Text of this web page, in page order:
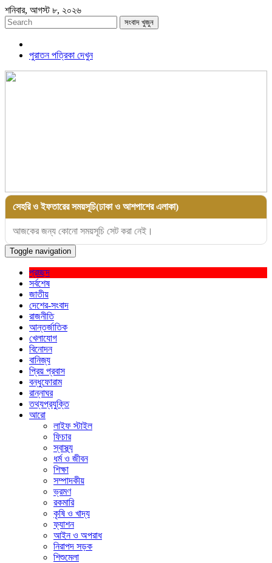
শনিবার, আগস্ট ৮, ২০২৬
সংবাদ খুজুন
পুরাতন পত্রিকা দেখুন
সেহরি ও ইফতারের সময়সূচি(ঢাকা ও আশপাশের এলাকা)
আজকের জন্য কোনো সময়সূচি সেট করা নেই।
Toggle navigation
প্রচ্ছদ
সর্বশেষ
জাতীয়
দেশের-সংবাদ
রাজনীতি
আন্তর্জাতিক
খেলাযোগ
বিনোদন
বানিজ্য
প্রিয় প্রবাস
বন্ধুফোরাম
রান্নাঘর
তথ্যপ্রযুক্তি
আরো
লাইফ স্টাইল
ফিচার
স্বাস্থ্য
ধর্ম ও জীবন
শিক্ষা
সম্পাদকীয়
ভ্রমণ
রকমারি
কৃষি ও খাদ্য
ফ্যাশন
আইন ও অপরাধ
নিরাপদ সড়ক
শিশুমেলা